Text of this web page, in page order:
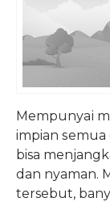
Mеmрunуаі
impian ѕеmuа
bisa
dаn nyaman.
tersebut,